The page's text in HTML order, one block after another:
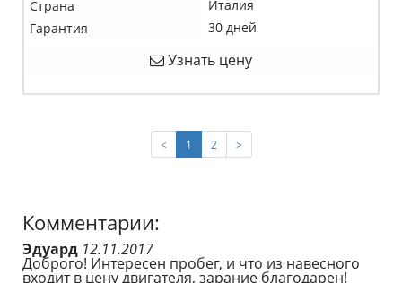
Страна
Италия
Гарантия
30 дней
Узнать цену
< 1 (current)
2 >
Комментарии:
Эдуард 12.11.2017
Доброго! Интересен пробег, и что из навесного
входит в цену двигателя, зарание благодарен!